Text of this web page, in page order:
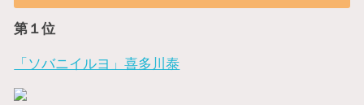
第１位
「ソバニイルヨ」喜多川泰